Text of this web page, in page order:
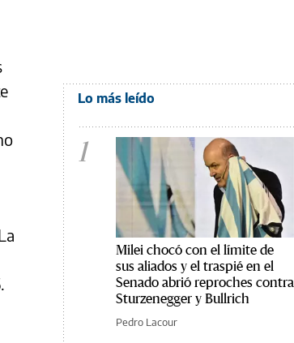
Lo más leído
1
Milei chocó con el límite de
sus aliados y el traspié en el
Senado abrió reproches contra
Sturzenegger y Bullrich
Pedro Lacour